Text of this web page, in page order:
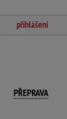
přihlášení
PŘEPRAVA